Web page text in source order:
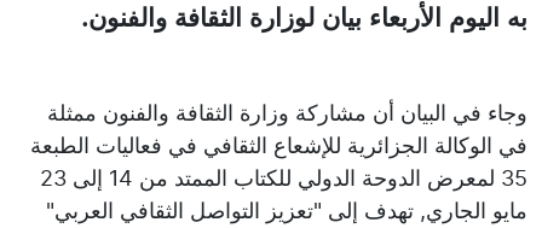
به اليوم الأربعاء بيان لوزارة الثقافة والفنون.
وجاء في البيان أن مشاركة وزارة الثقافة والفنون ممثلة
في الوكالة الجزائرية للإشعاع الثقافي في فعاليات الطبعة
35 لمعرض الدوحة الدولي للكتاب الممتد من 14 إلى 23
مايو الجاري, تهدف إلى "تعزيز التواصل الثقافي العربي"